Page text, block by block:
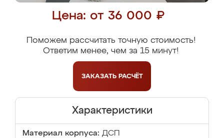
Цена: от 36 000 ₽
Поможем рассчитать точную стоимость!
Ответим менее, чем за 15 минут!
ЗАКАЗАТЬ РАСЧЁТ
Характеристики
Материал корпуса: ДСП